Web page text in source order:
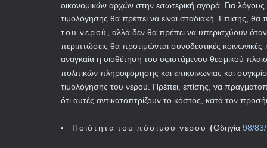
οικονομικών αρχών στην εσωτερική αγορά. Για
τιμολόγησης θα πρέπει να είναι σταδιακή. Επίσης,
του νερού
, αλλά δεν θα πρέπει να υπερισχύουν
περιπτώσεις θα προτιμώνται συνοδευτικές
αναγκαία η υιοθέτηση του υφιστάμενου θεσμικού
πολιτικών πληροφόρησης και επικοινωνίας και
τιμολόγησης του νερού. Πρέπει, επίσης, να
ότι αυτές αντικατοπτρίζουν το κόστος, κατά τον
Ποιότητα του πόσιμου νερού (Οδηγία98/